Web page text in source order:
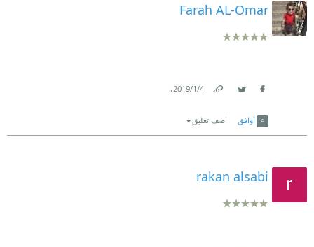
Farah AL-Omar
4‏/1‏/2019
.
أوافق اضف تعليق
rakan alsabi